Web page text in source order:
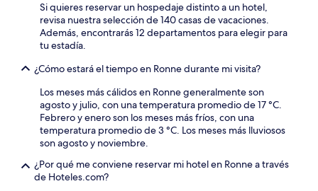
Si quieres reservar un hospedaje distinto a un hotel,
revisa nuestra selección de 140 casas de vacaciones.
Además, encontrarás 12 departamentos para elegir para
tu estadía.
¿Cómo estará el tiempo en Ronne durante mi visita?
Los meses más cálidos en Ronne generalmente son
agosto y julio, con una temperatura promedio de 17 °C.
Febrero y enero son los meses más fríos, con una
temperatura promedio de 3 °C. Los meses más lluviosos
son agosto y noviembre.
¿Por qué me conviene reservar mi hotel en Ronne a través
de Hoteles.com?